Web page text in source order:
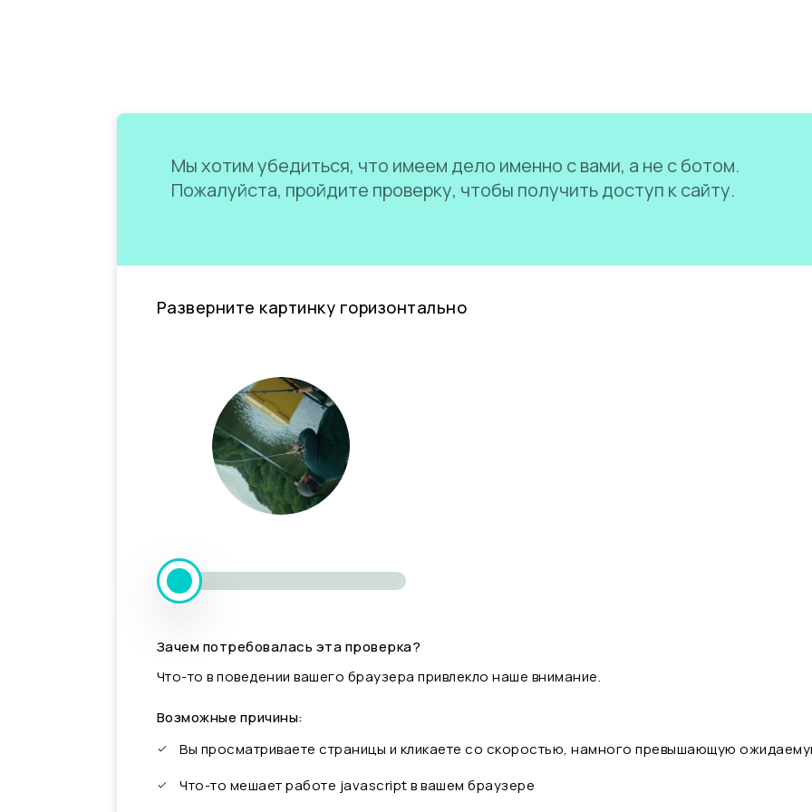
Мы хотим убедиться, что имеем дело именно с вами, а не с ботом.
Пожалуйста, пройдите проверку, чтобы получить доступ к сайту.
Разверните картинку горизонтально
Зачем потребовалась эта проверка?
Что-то в поведении вашего браузера привлекло наше внимание.
Возможные причины:
Вы просматриваете страницы и кликаете со скоростью, намного превышающую
Что-то мешает работе javascript в вашем браузере